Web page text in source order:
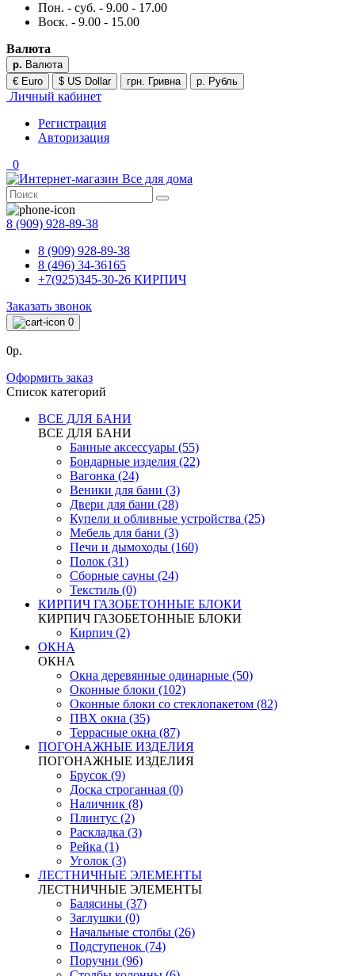
Пон. - суб. - 9.00 - 17.00
Воск. - 9.00 - 15.00
Валюта
р. Валюта
€ Euro
$ US Dollar грн. Гривна р. Рубль
Личный кабинет
Регистрация
Авторизация
0
8 (909) 928-89-38
8 (909) 928-89-38
8 (496) 34-36165
+7(925)345-30-26 КИРПИЧ
Заказать звонок
0
0р.
Оформить заказ
Список категорий
ВСЕ ДЛЯ БАНИ
ВСЕ ДЛЯ БАНИ
Банные аксессуары (55)
Бондарные изделия (22)
Вагонка (24)
Веники для бани (3)
Двери для бани (28)
Купели и обливные устройства (25)
Мебель для бани (3)
Печи и дымоходы (160)
Полок (31)
Сборные сауны (24)
Текстиль (0)
КИРПИЧ ГАЗОБЕТОННЫЕ БЛОКИ
КИРПИЧ ГАЗОБЕТОННЫЕ БЛОКИ
Кирпич (2)
ОКНА
ОКНА
Окна деревянные одинарные (50)
Оконные блоки (102)
Оконные блоки со стеклопакетом (82)
ПВХ окна (35)
Террасные окна (87)
ПОГОНАЖНЫЕ ИЗДЕЛИЯ
ПОГОНАЖНЫЕ ИЗДЕЛИЯ
Брусок (9)
Доска строганная (0)
Наличник (8)
Плинтус (2)
Раскладка (3)
Рейка (1)
Уголок (3)
ЛЕСТНИЧНЫЕ ЭЛЕМЕНТЫ
ЛЕСТНИЧНЫЕ ЭЛЕМЕНТЫ
Балясины (37)
Заглушки (0)
Начальные столбы (26)
Подступенок (74)
Поручни (96)